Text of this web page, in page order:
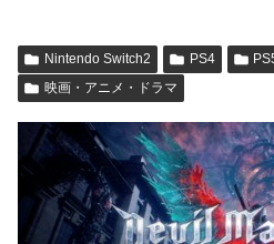
Nintendo Switch2 PS4
映画・アニメ・ドラマ